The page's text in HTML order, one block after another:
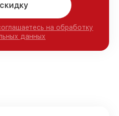
на обработку
данных